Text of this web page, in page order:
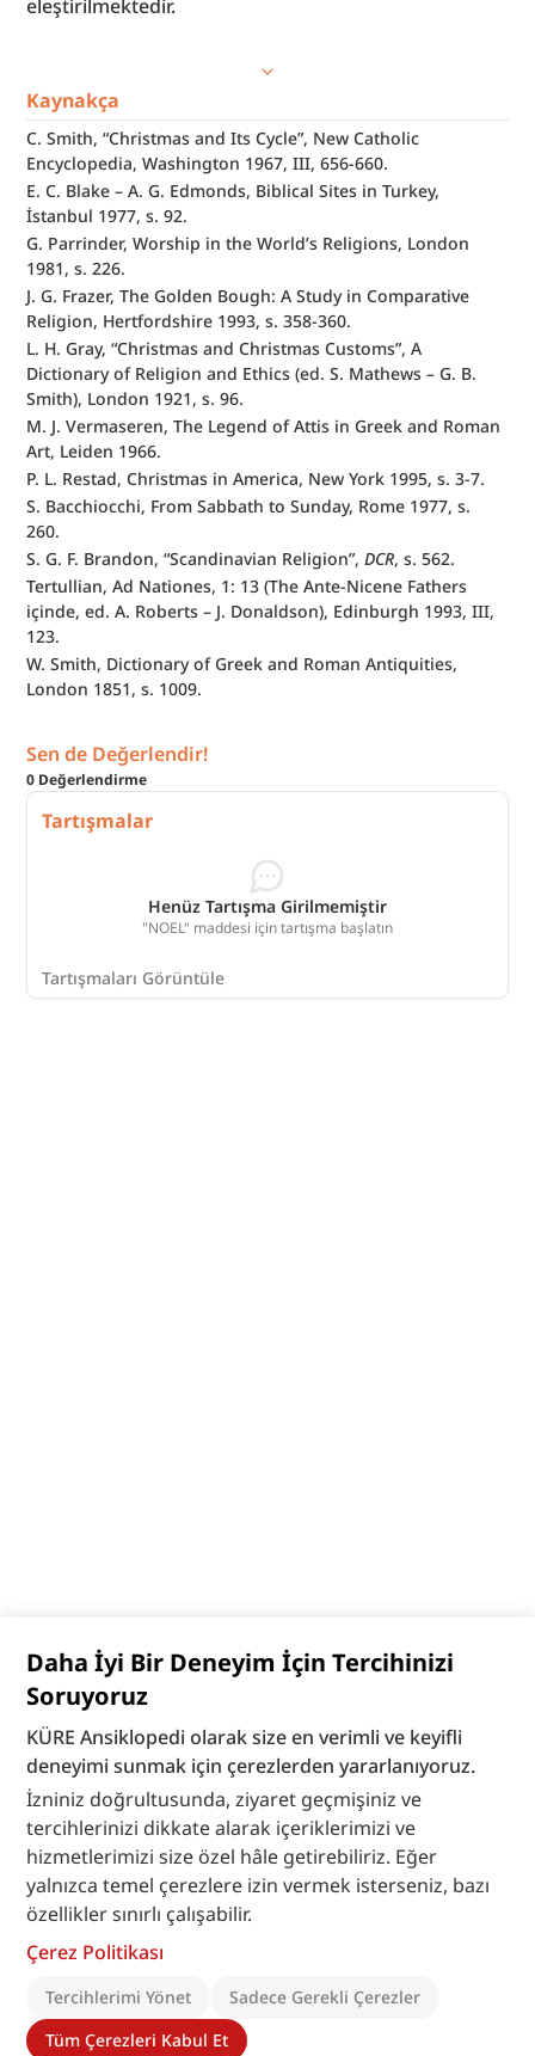
Daha İyi Bir Deneyim İçin Tercihinizi
Soruyoruz
KÜRE Ansiklopedi olarak size en verimli ve keyifli
deneyimi sunmak için çerezlerden yararlanıyoruz.
İzniniz doğrultusunda, ziyaret geçmişiniz ve
tercihlerinizi dikkate alarak içeriklerimizi ve
hizmetlerimizi size özel hâle getirebiliriz. Eğer
yalnızca temel çerezlere izin vermek isterseniz, bazı
özellikler sınırlı çalışabilir.
Çerez Politikası
Tercihlerimi Yönet
Sadece Gerekli Çerezler
Tüm Çerezleri Kabul Et
eleştirilmektedir.
Kaynakça
C. Smith, “Christmas and Its Cycle”, New Catholic
Encyclopedia, Washington 1967, III, 656-660.
E. C. Blake – A. G. Edmonds, Biblical Sites in Turkey,
İstanbul 1977, s. 92.
G. Parrinder, Worship in the World’s Religions, London
1981, s. 226.
J. G. Frazer, The Golden Bough: A Study in Comparative
Religion, Hertfordshire 1993, s. 358-360.
L. H. Gray, “Christmas and Christmas Customs”, A
Dictionary of Religion and Ethics (ed. S. Mathews – G. B.
Smith), London 1921, s. 96.
M. J. Vermaseren, The Legend of Attis in Greek and Roman
Art, Leiden 1966.
P. L. Restad, Christmas in America, New York 1995, s. 3-7.
S. Bacchiocchi, From Sabbath to Sunday, Rome 1977, s.
260.
S. G. F. Brandon, “Scandinavian Religion”, DCR, s. 562.
Tertullian, Ad Nationes, 1: 13 (The Ante-Nicene Fathers
içinde, ed. A. Roberts – J. Donaldson), Edinburgh 1993, III,
123.
W. Smith, Dictionary of Greek and Roman Antiquities,
London 1851, s. 1009.
Sen de Değerlendir!
0 Değerlendirme
Tartışmalar
Henüz Tartışma Girilmemiştir
"NOEL" maddesi için tartışma başlatın
Tartışmaları Görüntüle